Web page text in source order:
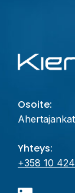
Osoite:
Yhteys:
+358 10